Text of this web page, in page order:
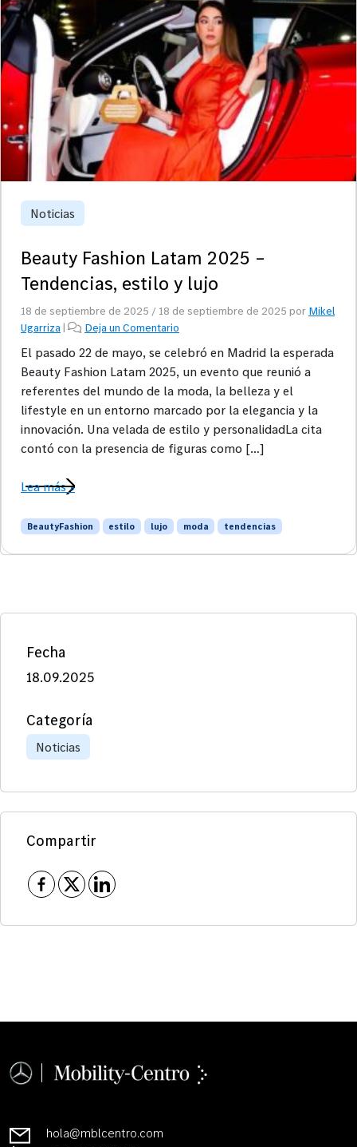
Noticias
Beauty Fashion Latam 2025 –
Tendencias, estilo y lujo
18 de septiembre de 2025 / 18 de septiembre de 2025 por Mikel
Ugarriza| Deja un Comentario
El pasado 22 de mayo, se celebró en Madrid la esperada
Beauty Fashion Latam 2025, un evento que reunió a
referentes del mundo de la moda, la belleza y el
lifestyle en un entorno marcado por la elegancia y la
innovación. Una velada de estilo y personalidadLa cita
contó con la presencia de figuras como […]
Lea más »
BeautyFashion estilo lujo moda tendencias
Fecha
18.09.2025
Categoría
Noticias
Compartir
hola@mblcentro.com